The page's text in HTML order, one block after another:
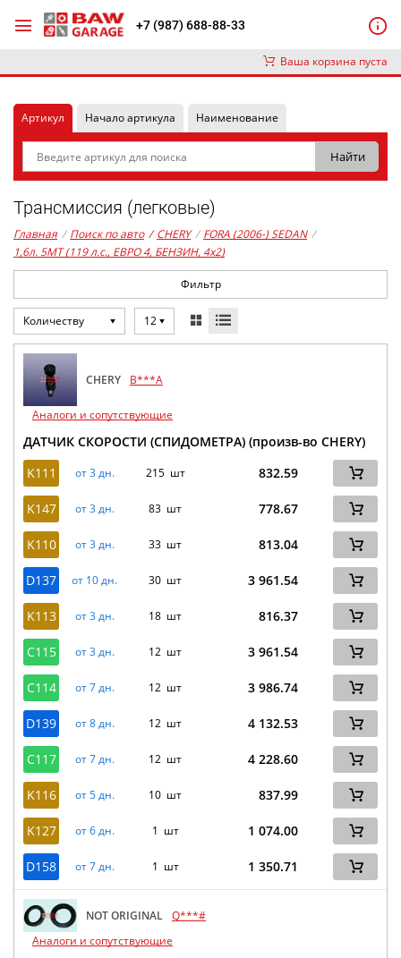
+7 (987) 688-88-33
Ваша корзина пуста
Артикул Начало артикула Наименование
Трансмиссия (легковые)
Главная / Поиск по авто / CHERY / FORA (2006-) SEDAN /
1,6л. 5MT (119 л.с., ЕВРО 4, БЕНЗИН, 4x2)
Фильтр
Количеству 12
CHERY B***A
Аналоги и сопутствующие
ДАТЧИК СКОРОСТИ (СПИДОМЕТРА) (произв-во CHERY)
K111
от 3 дн. 215 шт 832.59
K147 от 3 дн. 83 шт 778.67
K110 от 3 дн. 33 шт 813.04
D137 от 10 дн. 30 шт 3 961.54
K113 от 3 дн. 18 шт 816.37
C115 от 3 дн. 12 шт 3 961.54
C114 от 7 дн. 12 шт 3 986.74
D139 от 8 дн. 12 шт 4 132.53
C117 от 7 дн. 12 шт 4 228.60
K116 от 5 дн. 10 шт 837.99
K127 от 6 дн. 1 шт 1 074.00
D158 от 7 дн. 1 шт 1 350.71
NOT ORIGINAL Q***#
Аналоги и сопутствующие